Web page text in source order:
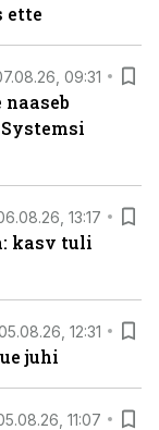
ette
09:31
13:17
kasv tuli
12:31
juhi
11:07